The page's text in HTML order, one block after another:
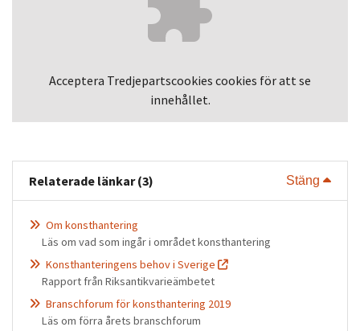
Acceptera Tredjepartscookies cookies för att se
innehållet.
Relaterade länkar (3) Stäng Visa
Om konsthantering
Läs om vad som ingår i området konsthantering
Konsthanteringens behov i Sverige
Rapport från Riksantikvarieämbetet
Branschforum för konsthantering 2019
Läs om förra årets branschforum